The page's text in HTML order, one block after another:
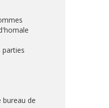
parties
bureau de